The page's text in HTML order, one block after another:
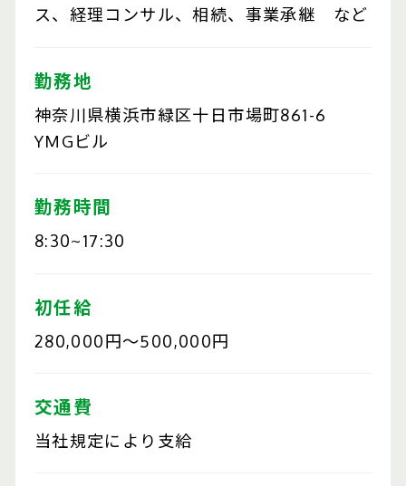
ス、経理コンサル、相続、事業承継 など
勤務地
神奈川県横浜市緑区十日市場町861-6
YMGビル
勤務時間
8:30~17:30
初任給
280,000円～500,000円
交通費
当社規定により支給